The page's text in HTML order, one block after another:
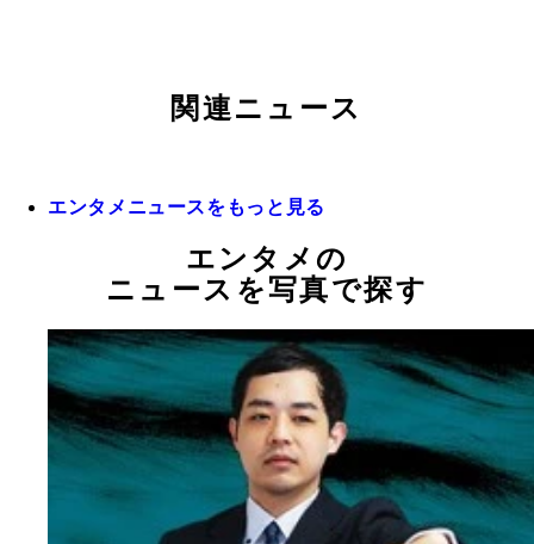
関連ニュース
エンタメニュースをもっと見る
エンタメの
ニュースを写真で探す